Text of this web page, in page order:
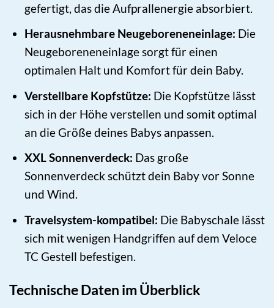
gefertigt, das die Aufprallenergie absorbiert.
Herausnehmbare Neugeboreneneinlage: Die
Neugeboreneneinlage sorgt für einen
optimalen Halt und Komfort für dein Baby.
Verstellbare Kopfstütze: Die Kopfstütze lässt
sich in der Höhe verstellen und somit optimal
an die Größe deines Babys anpassen.
XXL Sonnenverdeck: Das große
Sonnenverdeck schützt dein Baby vor Sonne
und Wind.
Travelsystem-kompatibel: Die Babyschale lässt
sich mit wenigen Handgriffen auf dem Veloce
TC Gestell befestigen.
Technische Daten im Überblick